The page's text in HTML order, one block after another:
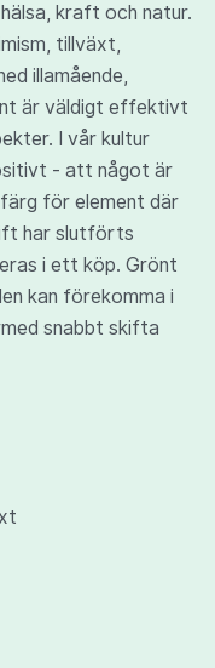
kraft och natur.
tillväxt,
illamående,
är väldigt effektivt
I vår kultur
- att något är
för element där
har slutförts
i ett köp. Grönt
kan förekomma i
snabbt skifta